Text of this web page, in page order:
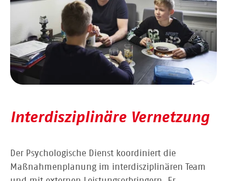
Interdisziplinäre Vernetzung
Der Psychologische Dienst koordiniert die
Maßnahmenplanung im interdisziplinären Team